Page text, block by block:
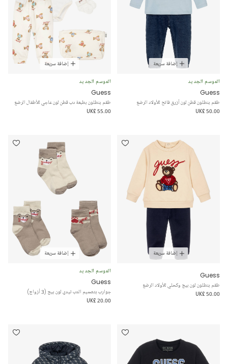
إضافة سريعة
الموسم الجديد
Guess
طقم بنطلون قطن لون أزرق فاتح للأولاد الرضع
UK£ 50.00
إضافة سريعة
الموسم الجديد
Guess
طقم بنطلون بطبعة دب قطن لون عاجي للأطفال الرضع
UK£ 55.00
إضافة سريعة
Guess
طقم بنطلون لون بيج وكحلي للأولاد الرضع
UK£ 50.00
إضافة سريعة
الموسم الجديد
Guess
جوارب بتصميم الدب تيدي لون بيج (3 أزواج)
UK£ 20.00